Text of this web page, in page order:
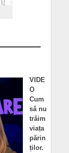
VIDE
O
Cum
să nu
trăim
viața
părin
ților.